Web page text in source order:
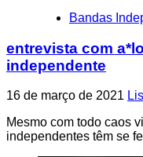
Bandas
entrevista com
independente
16 de março de 2021
Mesmo com todo caos
independentes têm se